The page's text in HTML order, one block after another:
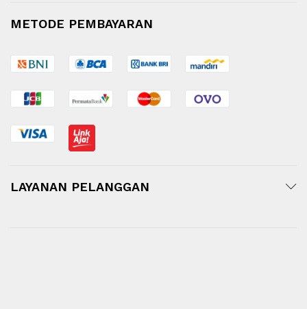
METODE PEMBAYARAN
LAYANAN PELANGGAN